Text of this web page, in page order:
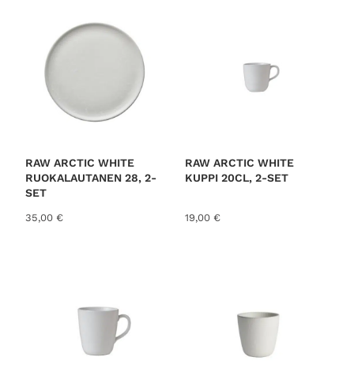
RAW ARCTIC WHITE
RUOKALAUTANEN 28, 2-
SET
35,00 €
RAW ARCTIC WHITE
KUPPI 20CL, 2-SET
19,00 €